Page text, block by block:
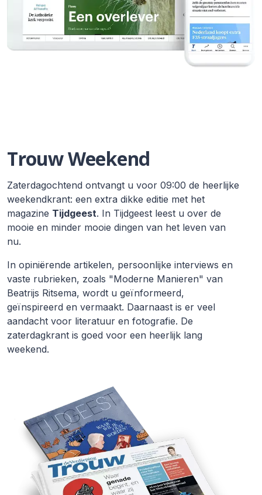
Trouw Weekend
Zaterdagochtend ontvangt u voor 09:00 de heerlijke
weekendkrant: een extra dikke editie met het
magazine Tijdgeest. In Tijdgeest leest u over de
mooie en minder mooie dingen van het leven van
nu.
In opiniërende artikelen, persoonlijke interviews en
vaste rubrieken, zoals "Moderne Manieren" van
Beatrijs Ritsema, wordt u geïnformeerd,
geïnspireerd en vermaakt. Daarnaast is er veel
aandacht voor literatuur en fotografie. De
zaterdagkrant is goed voor een heerlijk lang
weekend.